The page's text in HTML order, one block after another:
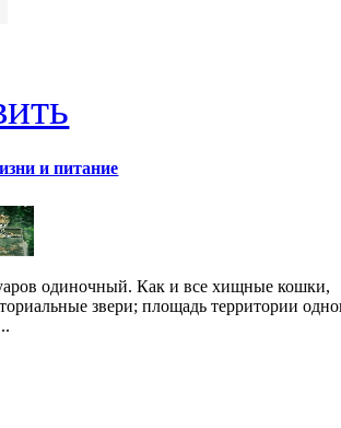
и питание
одиночный. Как и все хищные кошки,
звери; площадь территории